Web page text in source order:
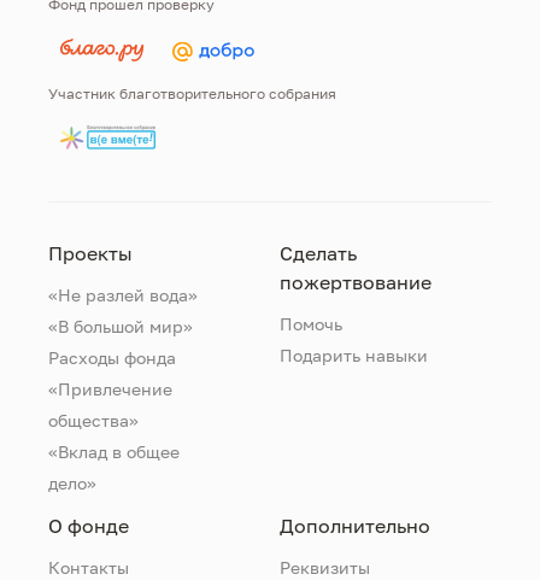
Фонд прошел проверку
Участник благотворительного собрания
Проекты
«Не разлей вода»
«В большой мир»
Расходы фонда
«Привлечение
общества»
«Вклад в общее
дело»
Сделать
пожертвование
Помочь
Подарить навыки
О фонде
Контакты
Дополнительно
Реквизиты